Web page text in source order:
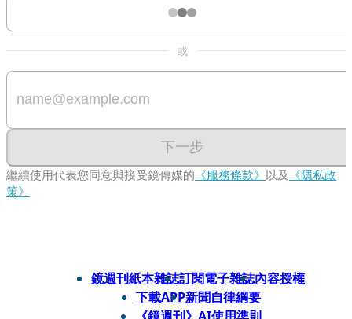
或
下一步
繼續使用代表您同意與接受鏡傳媒的 《服務條款》 以及 《隱私政
策》
鏡週刊紙本雜誌訂閱電子雜誌內容授權
下載APP新聞自律綱要